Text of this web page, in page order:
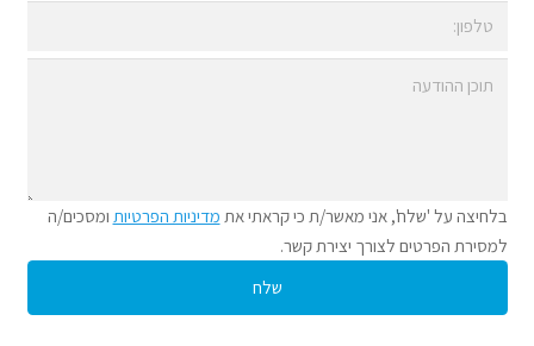
בלחיצה על 'שלח', אני מאשר/ת כי קראתי את מדיניות הפרטיות ומסכים/ה
למסירת הפרטים לצורך יצירת קשר.